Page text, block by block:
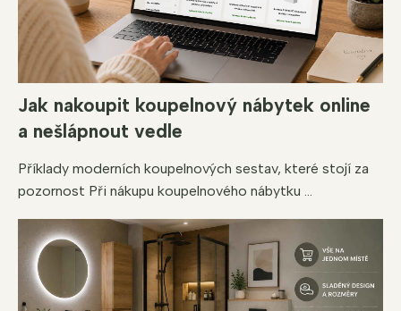
Jak nakoupit koupelnový nábytek online
a nešlápnout vedle
Příklady moderních koupelnových sestav, které stojí za
pozornost Při nákupu koupelnového nábytku ...